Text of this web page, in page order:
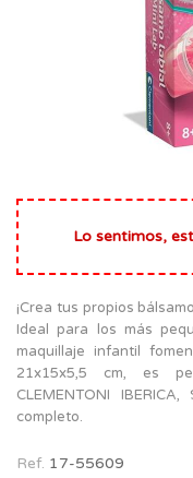
Lo sentimos,
¡Crea tus propios
Ideal para los más
maquillaje infantil
21x15x5,5 cm, es
CLEMENTONI
completo.
Ref. 17-55609